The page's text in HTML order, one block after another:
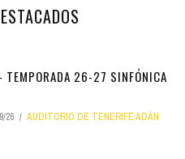
TEMPORADA 26-27 SINFÓNICA
26
AUDITORIO DE TENERIFE ADÁN